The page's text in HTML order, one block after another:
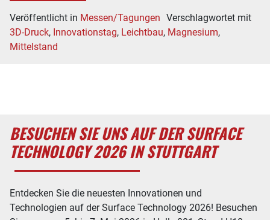
Veröffentlicht in Messen/Tagungen Verschlagwortet mit
3D-Druck, Innovationstag, Leichtbau, Magnesium,
Mittelstand
BESUCHEN SIE UNS AUF DER SURFACE
TECHNOLOGY 2026 IN STUTTGART
Entdecken Sie die neuesten Innovationen und
Technologien auf der Surface Technology 2026! Besuchen